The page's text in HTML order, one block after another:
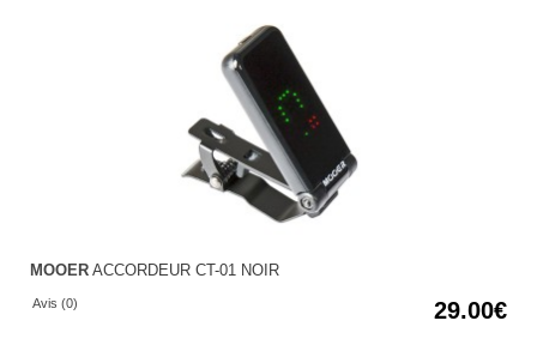
MOOER ACCORDEUR CT-01 NOIR
Avis (0) 29.00